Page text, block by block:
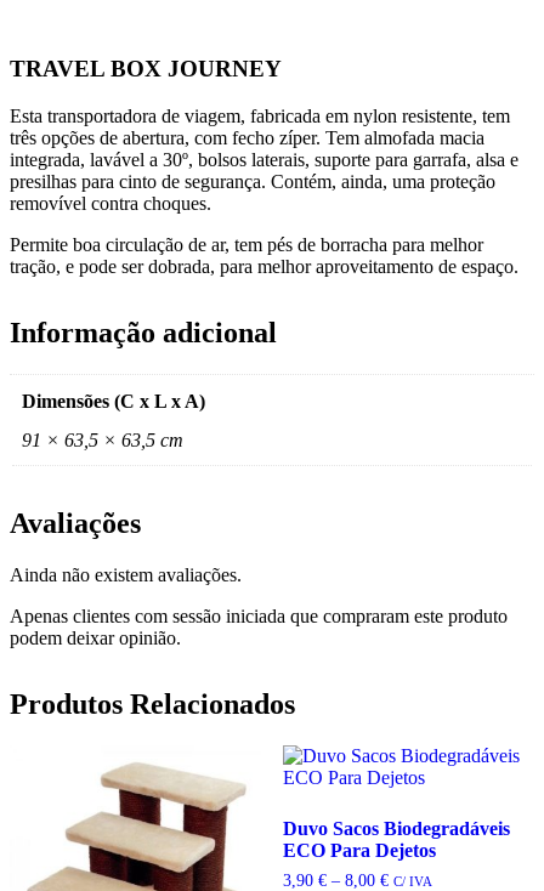
TRAVEL BOX JOURNEY
Esta transportadora de viagem, fabricada em nylon resistente, tem
três opções de abertura, com fecho zíper. Tem almofada macia
integrada, lavável a 30º, bolsos laterais, suporte para garrafa, alsa e
presilhas para cinto de segurança. Contém, ainda, uma proteção
removível contra choques.
Permite boa circulação de ar, tem pés de borracha para melhor
tração, e pode ser dobrada, para melhor aproveitamento de espaço.
Informação adicional
Dimensões (C x L x A)
91 × 63,5 × 63,5 cm
Avaliações
Ainda não existem avaliações.
Apenas clientes com sessão iniciada que compraram este produto
podem deixar opinião.
Produtos Relacionados
Duvo Sacos Biodegradáveis
ECO Para Dejetos
3,90 € – 8,00 €Price
C/ IVA